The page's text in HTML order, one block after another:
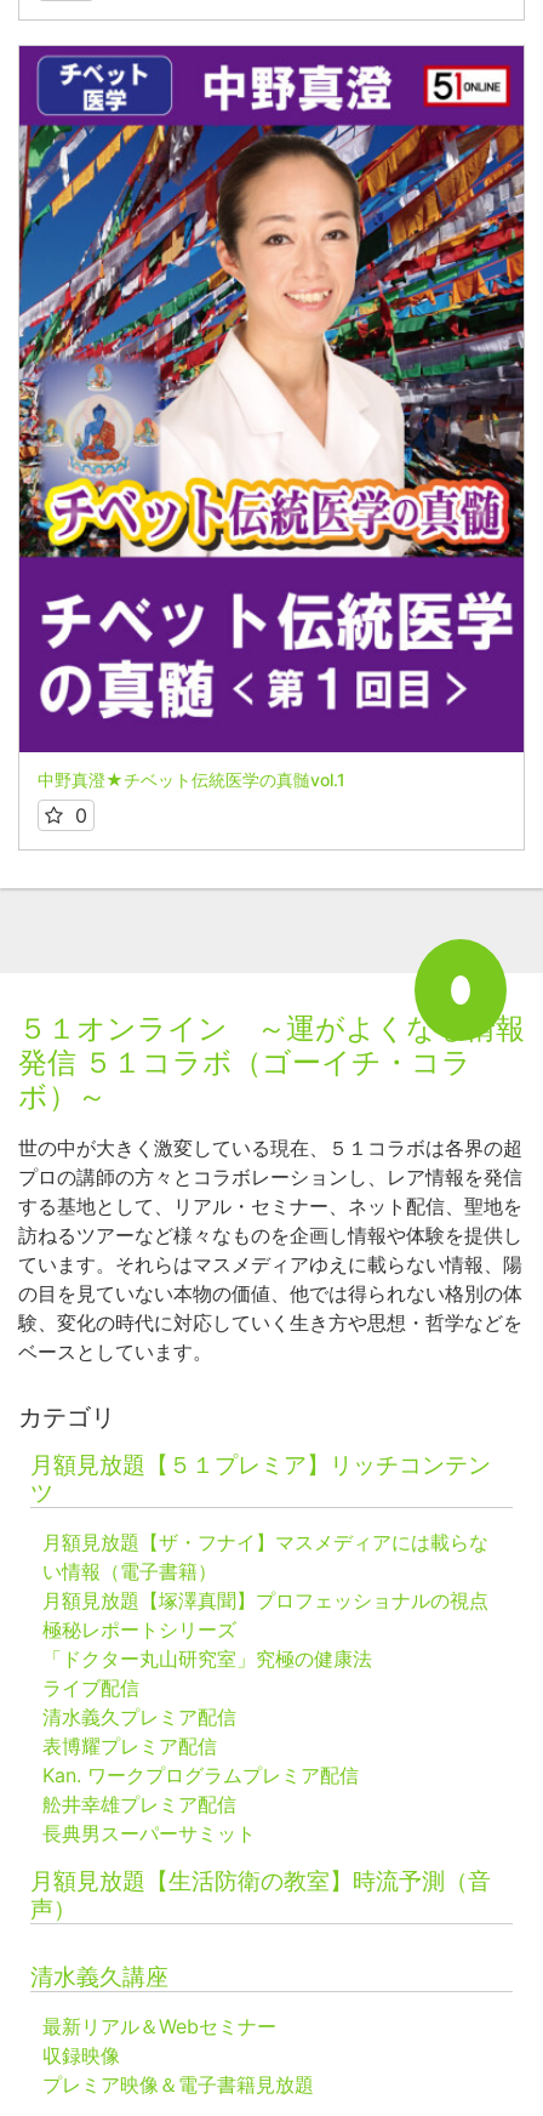
中野真澄★チベット伝統医学の真髄vol.1
0
５１オンライン ～運がよくなる情報
発信 ５１コラボ（ゴーイチ・コラ
ボ）～
世の中が大きく激変している現在、５１コラボは各界の超
プロの講師の方々とコラボレーションし、レア情報を発信
する基地として、リアル・セミナー、ネット配信、聖地を
訪ねるツアーなど様々なものを企画し情報や体験を提供し
ています。それらはマスメディアゆえに載らない情報、陽
の目を見ていない本物の価値、他では得られない格別の体
験、変化の時代に対応していく生き方や思想・哲学などを
ベースとしています。
カテゴリ
月額見放題【５１プレミア】リッチコンテン
ツ
月額見放題【ザ・フナイ】マスメディアには載らな
い情報（電子書籍）
月額見放題【塚澤真聞】プロフェッショナルの視点
極秘レポートシリーズ
「ドクター丸山研究室」究極の健康法
ライブ配信
清水義久プレミア配信
表博耀プレミア配信
Kan. ワークプログラムプレミア配信
舩井幸雄プレミア配信
長典男スーパーサミット
月額見放題【生活防衛の教室】時流予測（音
声）
清水義久講座
最新リアル＆Webセミナー
収録映像
プレミア映像＆電子書籍見放題